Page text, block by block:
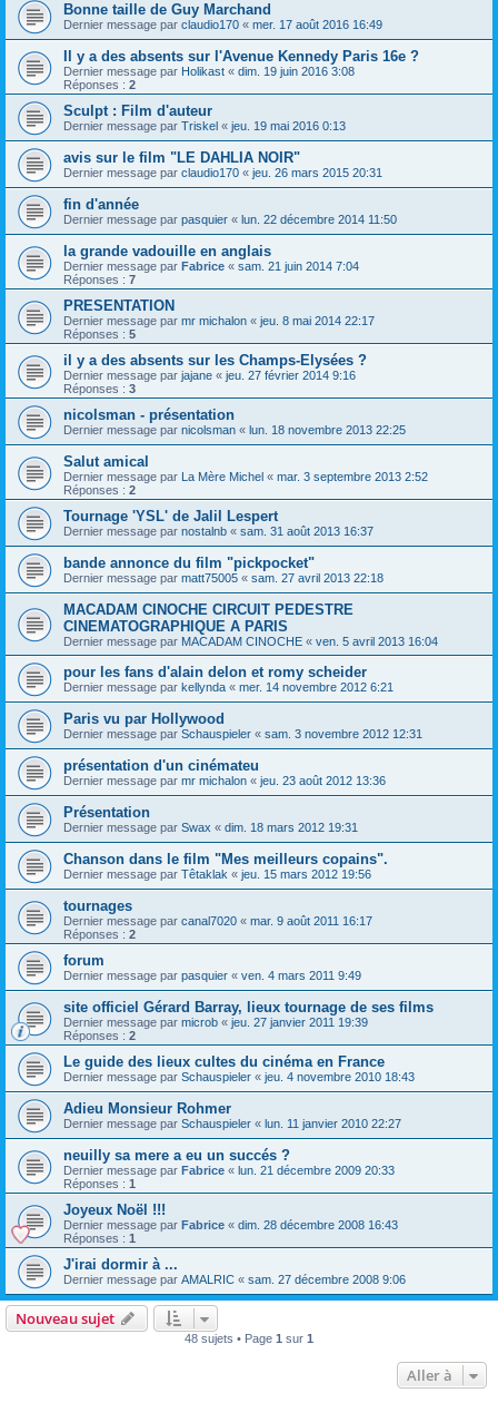
Bonne taille de Guy Marchand
Dernier message par claudio170 « mer. 17 août 2016 16:49
Il y a des absents sur l'Avenue Kennedy Paris 16e ?
Dernier message par Holikast « dim. 19 juin 2016 3:08
Réponses : 2
Sculpt : Film d'auteur
Dernier message par Triskel « jeu. 19 mai 2016 0:13
avis sur le film "LE DAHLIA NOIR"
Dernier message par claudio170 « jeu. 26 mars 2015 20:31
fin d'année
Dernier message par pasquier « lun. 22 décembre 2014 11:50
la grande vadouille en anglais
Dernier message par Fabrice « sam. 21 juin 2014 7:04
Réponses : 7
PRESENTATION
Dernier message par mr michalon « jeu. 8 mai 2014 22:17
Réponses : 5
il y a des absents sur les Champs-Elysées ?
Dernier message par jajane « jeu. 27 février 2014 9:16
Réponses : 3
nicolsman - présentation
Dernier message par nicolsman « lun. 18 novembre 2013 22:25
Salut amical
Dernier message par La Mère Michel « mar. 3 septembre 2013 2:52
Réponses : 2
Tournage 'YSL' de Jalil Lespert
Dernier message par nostalnb « sam. 31 août 2013 16:37
bande annonce du film "pickpocket"
Dernier message par matt75005 « sam. 27 avril 2013 22:18
MACADAM CINOCHE CIRCUIT PEDESTRE
CINEMATOGRAPHIQUE A PARIS
Dernier message par MACADAM CINOCHE « ven. 5 avril 2013 16:04
pour les fans d'alain delon et romy scheider
Dernier message par kellynda « mer. 14 novembre 2012 6:21
Paris vu par Hollywood
Dernier message par Schauspieler « sam. 3 novembre 2012 12:31
présentation d'un cinémateu
Dernier message par mr michalon « jeu. 23 août 2012 13:36
Présentation
Dernier message par Swax « dim. 18 mars 2012 19:31
Chanson dans le film "Mes meilleurs copains".
Dernier message par Têtaklak « jeu. 15 mars 2012 19:56
tournages
Dernier message par canal7020 « mar. 9 août 2011 16:17
Réponses : 2
forum
Dernier message par pasquier « ven. 4 mars 2011 9:49
site officiel Gérard Barray, lieux tournage de ses films
Dernier message par microb « jeu. 27 janvier 2011 19:39
Réponses : 2
Le guide des lieux cultes du cinéma en France
Dernier message par Schauspieler « jeu. 4 novembre 2010 18:43
Adieu Monsieur Rohmer
Dernier message par Schauspieler « lun. 11 janvier 2010 22:27
neuilly sa mere a eu un succés ?
Dernier message par Fabrice « lun. 21 décembre 2009 20:33
Réponses : 1
Joyeux Noël !!!
Dernier message par Fabrice « dim. 28 décembre 2008 16:43
Réponses : 1
J'irai dormir à ...
Dernier message par AMALRIC « sam. 27 décembre 2008 9:06
Nouveau sujet
48 sujets • Page 1 sur 1
Aller à